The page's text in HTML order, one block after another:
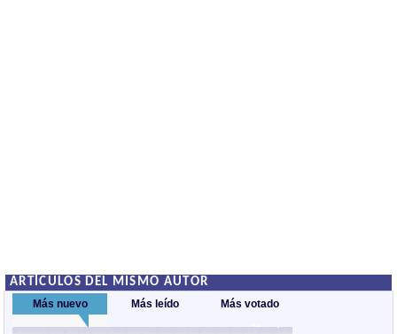
ARTÍCULOS DEL MISMO AUTOR
Más nuevo Más leído Más votado